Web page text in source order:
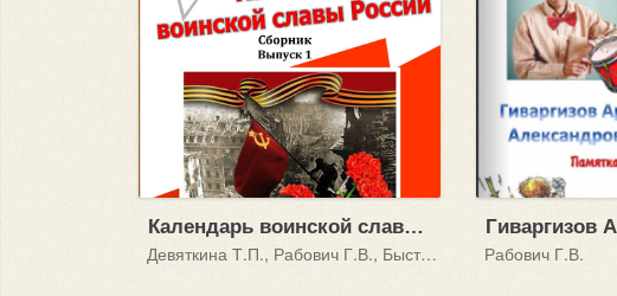
Календарь воинской славы России. Вып.1
Девяткина Т.П., Рабович Г.В., Быстрова Т.Б., Хлевнюк И.И., Бузук И.Б. Рабович Г.В.